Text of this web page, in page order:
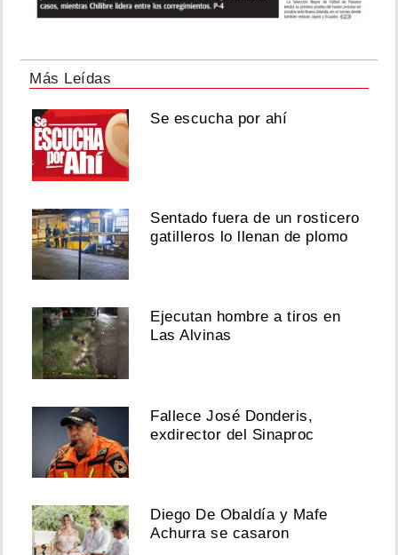
Más Leídas
Se escucha por ahí
Sentado fuera de un rosticero
gatilleros lo llenan de plomo
Ejecutan hombre a tiros en
Las Alvinas
Fallece José Donderis,
exdirector del Sinaproc
Diego De Obaldía y Mafe
Achurra se casaron